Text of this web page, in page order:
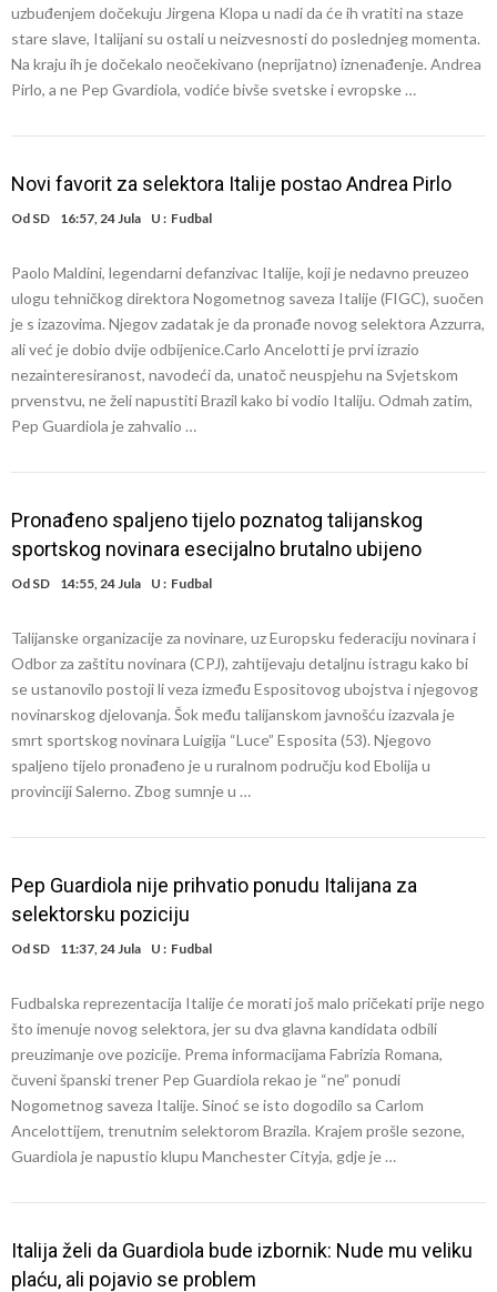
uzbuđenjem dočekuju Jirgena Klopa u nadi da će ih vratiti na staze
stare slave, Italijani su ostali u neizvesnosti do poslednjeg momenta.
Na kraju ih je dočekalo neočekivano (neprijatno) iznenađenje. Andrea
Pirlo, a ne Pep Gvardiola, vodiće bivše svetske i evropske …
Novi favorit za selektora Italije postao Andrea Pirlo
Od SD 16:57, 24 Jula U : Fudbal
Paolo Maldini, legendarni defanzivac Italije, koji je nedavno preuzeo
ulogu tehničkog direktora Nogometnog saveza Italije (FIGC), suočen
je s izazovima. Njegov zadatak je da pronađe novog selektora Azzurra,
ali već je dobio dvije odbijenice.Carlo Ancelotti je prvi izrazio
nezainteresiranost, navodeći da, unatoč neuspjehu na Svjetskom
prvenstvu, ne želi napustiti Brazil kako bi vodio Italiju. Odmah zatim,
Pep Guardiola je zahvalio …
Pronađeno spaljeno tijelo poznatog talijanskog
sportskog novinara esecijalno brutalno ubijeno
Od SD 14:55, 24 Jula U : Fudbal
Talijanske organizacije za novinare, uz Europsku federaciju novinara i
Odbor za zaštitu novinara (CPJ), zahtijevaju detaljnu istragu kako bi
se ustanovilo postoji li veza između Espositovog ubojstva i njegovog
novinarskog djelovanja. Šok među talijanskom javnošću izazvala je
smrt sportskog novinara Luigija “Luce” Esposita (53). Njegovo
spaljeno tijelo pronađeno je u ruralnom području kod Ebolija u
provinciji Salerno. Zbog sumnje u …
Pep Guardiola nije prihvatio ponudu Italijana za
selektorsku poziciju
Od SD 11:37, 24 Jula U : Fudbal
Fudbalska reprezentacija Italije će morati još malo pričekati prije nego
što imenuje novog selektora, jer su dva glavna kandidata odbili
preuzimanje ove pozicije. Prema informacijama Fabrizia Romana,
čuveni španski trener Pep Guardiola rekao je “ne” ponudi
Nogometnog saveza Italije. Sinoć se isto dogodilo sa Carlom
Ancelottijem, trenutnim selektorom Brazila. Krajem prošle sezone,
Guardiola je napustio klupu Manchester Cityja, gdje je …
Italija želi da Guardiola bude izbornik: Nude mu veliku
plaću, ali pojavio se problem